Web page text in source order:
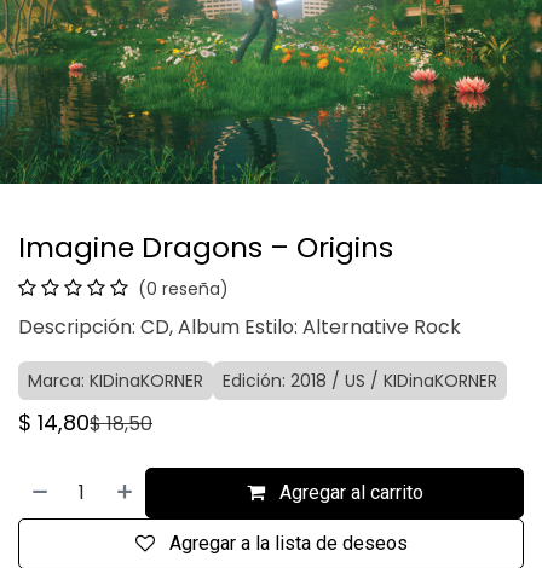
Imagine Dragons – Origins
(0 reseña)
Descripción: CD, Album Estilo: Alternative Rock
Marca: KIDinaKORNER Edición: 2018 / US / KIDinaKORNER
$ 14,80$18,50
Agregar al carrito
Agregar a la lista de deseos